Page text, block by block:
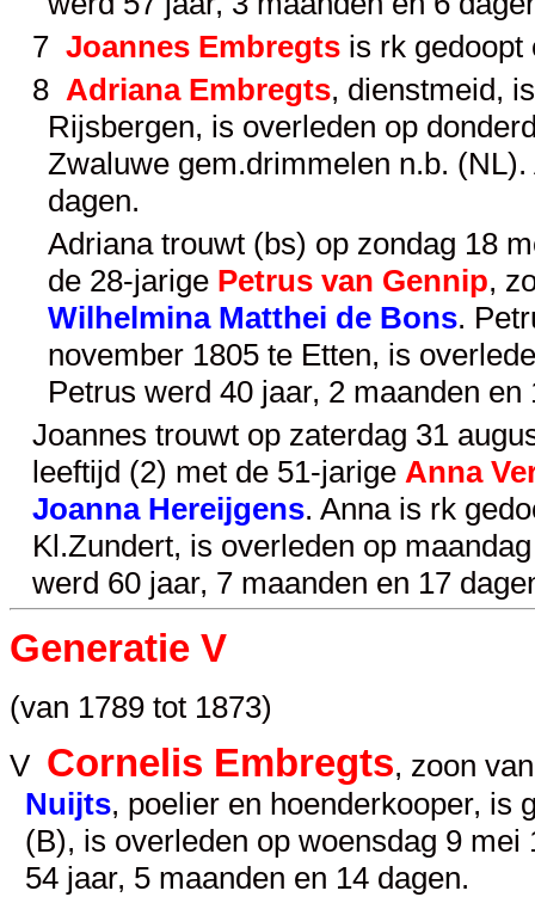
7 Joannes Embregts is rk gedoopt
8 Adriana Embregts, dienstmeid,
Rijsbergen, is overleden op
Zwaluwe gem.drimmelen n.b.
dagen.
Adriana trouwt (bs) op zondag 18
de 28-jarige Petrus van Gennip,
Wilhelmina Matthei de Bons.
november 1805 te Etten, is
Petrus werd 40 jaar, 2 maanden en
Joannes trouwt op zaterdag 31
leeftijd (2) met de 51-jarige Anna
Joanna Hereijgens. Anna is rk
Kl.Zundert, is overleden op
werd 60 jaar, 7 maanden en 17
Generatie V
(van 1789 tot 1873)
V Cornelis Embregts, zoon
Nuijts, poelier en hoenderkooper, is
(B), is overleden op woensdag 9
54 jaar, 5 maanden en 14 dagen.